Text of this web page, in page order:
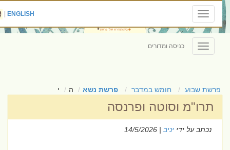
Toggle
navigation
ENGLISH
|
Toggle
navigation
כניסה ומדורים
פרשת שבוע חומש במדבר פרשת נשא ה י
תרו"מ וסוטה ופרנסה
נכתב על ידייניב| 14/5/2026